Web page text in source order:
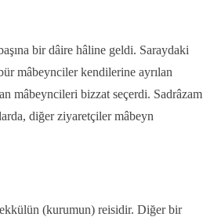
bir dâire hâline geldi. Saraydaki
mâbeynciler kendilerine ayrılan
mâbeyncileri bizzat seçerdi. Sadrâzam
diğer ziyaretçiler mâbeyn
(kurumun) reisidir. Diğer bir